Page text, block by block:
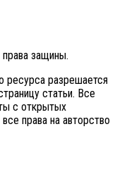
защины.
ресурса разрешается
статьи. Все
с открытых
права на авторство